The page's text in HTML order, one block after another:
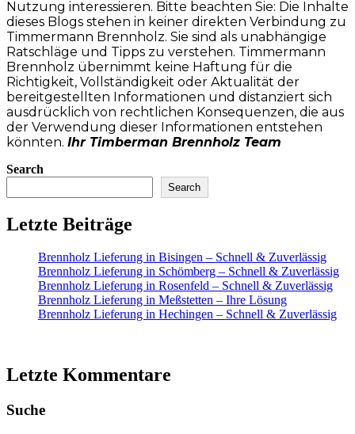
Nutzung interessieren. Bitte beachten Sie: Die Inhalte
dieses Blogs stehen in keiner direkten Verbindung zu
Timmermann Brennholz. Sie sind als unabhängige
Ratschläge und Tipps zu verstehen. Timmermann
Brennholz übernimmt keine Haftung für die
Richtigkeit, Vollständigkeit oder Aktualität der
bereitgestellten Informationen und distanziert sich
ausdrücklich von rechtlichen Konsequenzen, die aus
der Verwendung dieser Informationen entstehen
könnten. Ihr Timberman Brennholz Team
Search
Search
Letzte Beiträge
Brennholz Lieferung in Bisingen – Schnell & Zuverlässig
Brennholz Lieferung in Schömberg – Schnell & Zuverlässig
Brennholz Lieferung in Rosenfeld – Schnell & Zuverlässig
Brennholz Lieferung in Meßstetten – Ihre Lösung
Brennholz Lieferung in Hechingen – Schnell & Zuverlässig
Letzte Kommentare
Suche